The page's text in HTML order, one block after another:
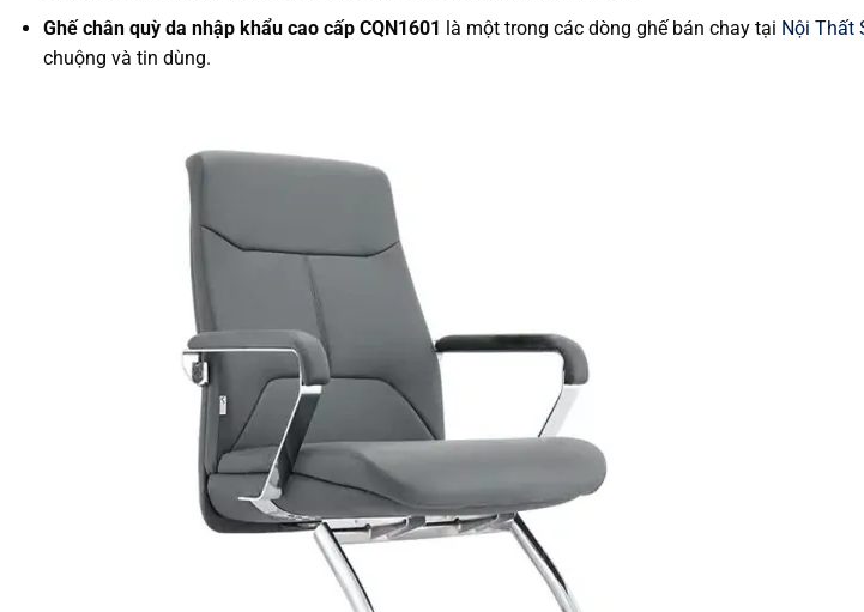
Ghế chân quỳ da nhập khẩu cao cấp CQN1601 là một trong các dòng ghế bán chay tại Nội Thất
chuộng và tin dùng.